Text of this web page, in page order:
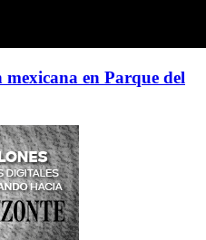
mexicana en Parque del